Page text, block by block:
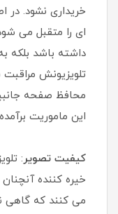
خریداری نشود. در
ای را متقبل می
داشته باشد بلکه
تلویزیونش
محافظ صفحه
این ماموریت
کیفیت تصویر:
خیره کننده
می کنند که گاهی